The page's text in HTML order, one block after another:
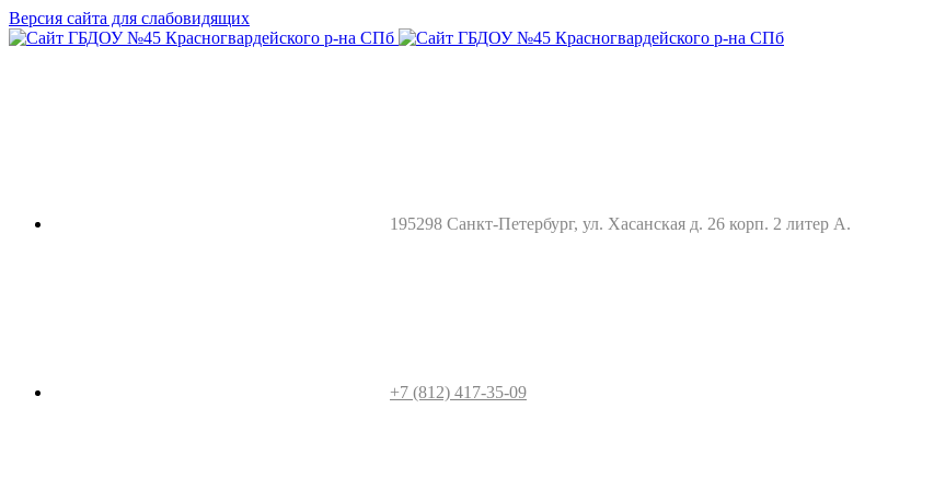
Версия сайта для слабовидящих
195298 Санкт-Петербург, ул. Хасанская д. 26 корп. 2 литер А.
+7 (812) 417-35-09